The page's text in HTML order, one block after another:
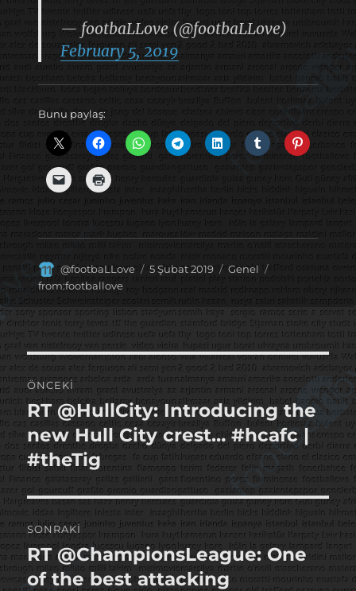
— footbaLLove (@footbaLLove)
February 5, 2019
Bunu paylaş:
Yazar
@footbaLLove
Yayın
5 Şubat 2019 Kategoriler
Genel
from:footballove
Yazı
gezinmesi
ÖNCEKI
Önceki
yazı:
RT @HullCity: Introducing the
new Hull City crest… #hcafc |
#theTig
SONRAKI
Sonraki
yazı:
RT @ChampionsLeague: One
of the best attacking